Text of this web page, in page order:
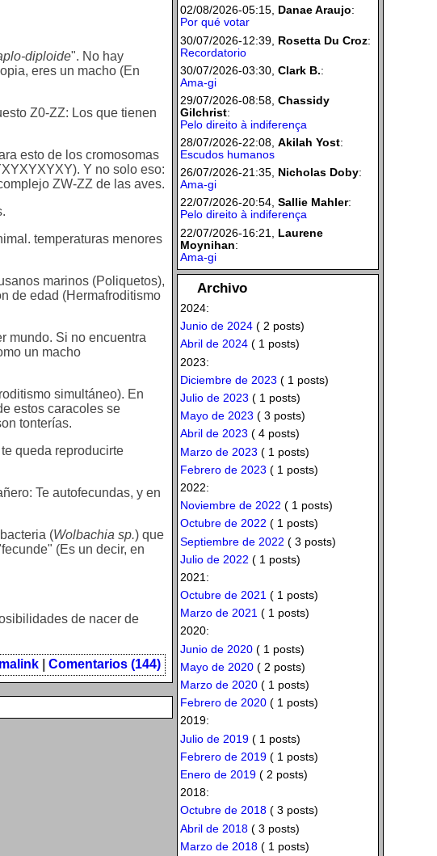
diploide". No hay
eres un macho (En
Z0-ZZ: Los que tienen
esto de los cromosomas
Y no solo eso:
ZW-ZZ de las aves.
temperaturas menores
marinos (Poliquetos),
de edad (Hermafroditismo
mundo. Si no encuentra
un macho
simultáneo). En
estos caracoles se
tonterías.
queda reproducirte
Te autofecundas, y en
(Wolbachia sp.) que
(Es un decir, en
de nacer de
Comentarios (144)
02/08/2026-05:15, Danae Araujo:
Por qué votar
30/07/2026-12:39, Rosetta Du Croz:
Recordatorio
30/07/2026-03:30, Clark B.:
Ama-gi
29/07/2026-08:58, Chassidy
Gilchrist:
Pelo direito à indiferença
28/07/2026-22:08, Akilah Yost:
Escudos humanos
26/07/2026-21:35, Nicholas Doby:
Ama-gi
22/07/2026-20:54, Sallie Mahler:
Pelo direito à indiferença
22/07/2026-16:21, Laurene
Moynihan:
Ama-gi
Archivo
2024:
Junio de 2024( 2 posts)
Abril de 2024( 1 posts)
2023:
Diciembre de 2023 ( 1 posts)
Julio de 2023 ( 1 posts)
Mayo de 2023 ( 3 posts)
Abril de 2023 ( 4 posts)
Marzo de 2023 ( 1 posts)
Febrero de 2023 ( 1 posts)
2022:
Noviembre de 2022 ( 1 posts)
Octubre de 2022 ( 1 posts)
Septiembre de 2022 ( 3 posts)
Julio de 2022 ( 1 posts)
2021:
Octubre de 2021 ( 1 posts)
Marzo de 2021( 1 posts)
2020:
Junio de 2020( 1 posts)
Mayo de 2020( 2 posts)
Marzo de 2020( 1 posts)
Febrero de 2020( 1 posts)
2019:
Julio de 2019( 1 posts)
Febrero de 2019( 1 posts)
Enero de 2019( 2 posts)
2018:
Octubre de 2018( 3 posts)
Abril de 2018( 3 posts)
Marzo de 2018( 1 posts)